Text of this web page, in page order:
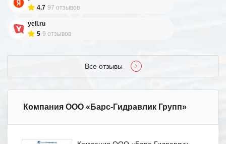
4.7 97 отзывов
yell.ru
5 9 отзывов
Все отзывы
Компания ООО «Барс-Гидравлик Групп»